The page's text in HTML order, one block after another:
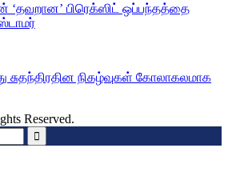
‘தவறான’ பிரெக்ஸிட் ஒப்பந்தத்தை
சுதந்திரதின நிகழ்வுகள் கோலாகலமாக
Reserved.